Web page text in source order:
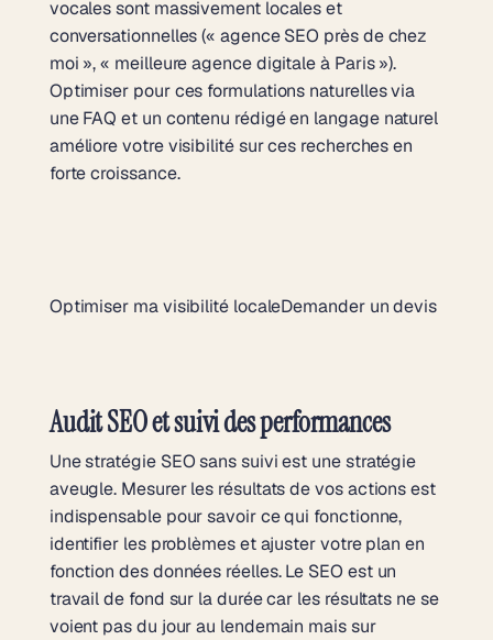
vocales sont massivement locales et
conversationnelles (« agence SEO près de chez
moi », « meilleure agence digitale à Paris »).
Optimiser pour ces formulations naturelles via
une FAQ et un contenu rédigé en langage naturel
améliore votre visibilité sur ces recherches en
forte croissance.
Optimiser ma visibilité localeDemander un devis
Audit SEO et suivi des performances
Une stratégie SEO sans suivi est une stratégie
aveugle. Mesurer les résultats de vos actions est
indispensable pour savoir ce qui fonctionne,
identifier les problèmes et ajuster votre plan en
fonction des données réelles. Le SEO est un
travail de fond sur la durée car les résultats ne se
voient pas du jour au lendemain mais sur